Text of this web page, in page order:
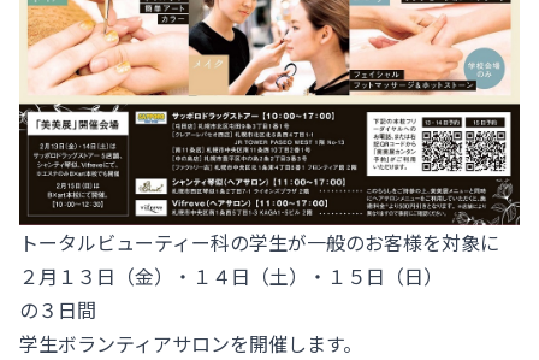
トータルビューティー科の学生が一般のお客様を対象に
２月１３日（金）・１４日（土）・１５日（日）
の３日間
学生ボランティアサロンを開催します。